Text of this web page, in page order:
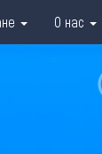
О нас